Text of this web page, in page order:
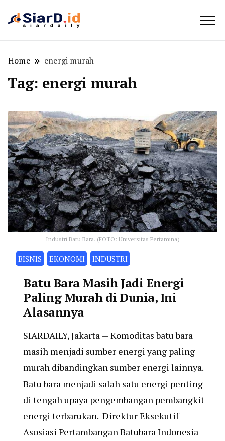
Home energi murah
Tag: energi murah
Industri Batu Bara. (FOTO: Universitas Pertamina)
BISNIS EKONOMI INDUSTRI
Batu Bara Masih Jadi Energi
Paling Murah di Dunia, Ini
Alasannya
SIARDAILY, Jakarta — Komoditas batu bara
masih menjadi sumber energi yang paling
murah dibandingkan sumber energi lainnya.
Batu bara menjadi salah satu energi penting
di tengah upaya pengembangan pembangkit
energi terbarukan. Direktur Eksekutif
Asosiasi Pertambangan Batubara Indonesia